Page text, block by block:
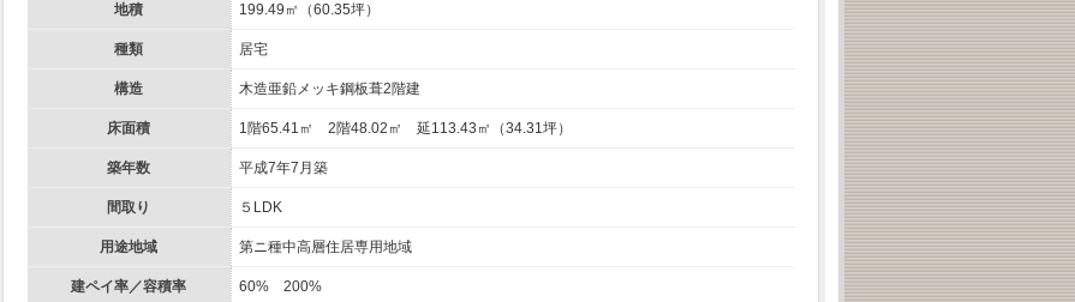
地積 199.49㎡（60.35坪）
種類 居宅
構造 木造亜鉛メッキ鋼板葺2階建
床面積 1階65.41㎡ 2階48.02㎡ 延113.43㎡（34.31坪）
築年数 平成7年7月築
間取り ５LDK
用途地域 第ニ種中高層住居専用地域
建ペイ率／容積率 60% 200%